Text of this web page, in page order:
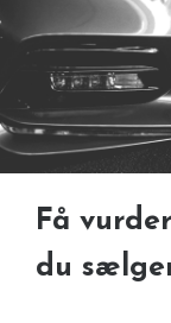
Sådan
Få
du